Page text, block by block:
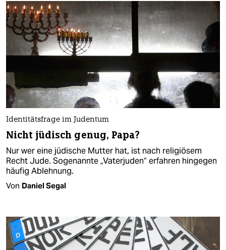
Identitätsfrage im Judentum
Nicht jüdisch genug, Papa?
Nur wer eine jüdische Mutter hat, ist nach religiösem
Recht Jude. Sogenannte „Vaterjuden“ erfahren hingegen
häufig Ablehnung.
Von Daniel Segal